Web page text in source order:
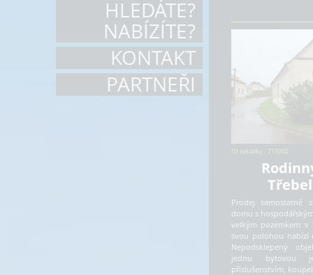
HLEDÁTE?
NABÍZÍTE?
KONTAKT
PARTNEŘI
ID zakázky: 715002
Prodej samostatně
domu s
velkým pozemkem v
svou polohou nabízí
Nepodsklepený
jednu bytovou
příslušenstvím,